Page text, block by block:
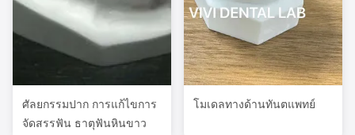
ศัลยกรรมปาก การแก้ไขการ
จัดสรรฟัน ธาตุฟันหินขาว
โมเดลทางด้านทันตแพทย์